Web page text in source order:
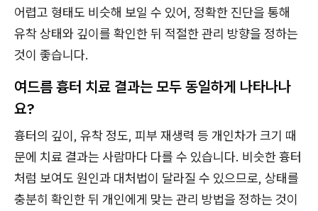
어렵고 형태도 비슷해 보일 수 있어, 정확한 진단을 통해
유착 상태와 깊이를 확인한 뒤 적절한 관리 방향을 정하는
것이 좋습니다.
여드름 흉터 치료 결과는 모두 동일하게 나타나나
요?
흉터의 깊이, 유착 정도, 피부 재생력 등 개인차가 크기 때
문에 치료 결과는 사람마다 다를 수 있습니다. 비슷한 흉터
처럼 보여도 원인과 대처법이 달라질 수 있으므로, 상태를
충분히 확인한 뒤 개인에게 맞는 관리 방법을 정하는 것이